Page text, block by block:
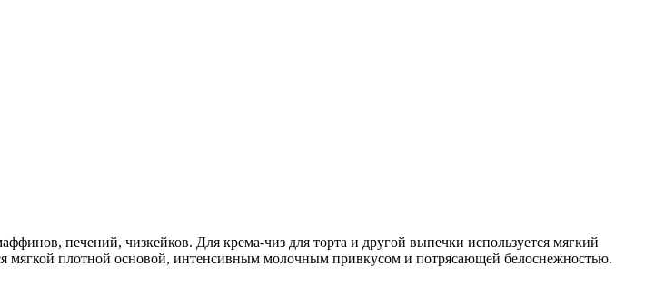
печений, чизкейков. Для крема-чиз для торта и другой выпечки используется мягкий
мягкой плотной основой, интенсивным молочным привкусом и потрясающей белоснежностью.